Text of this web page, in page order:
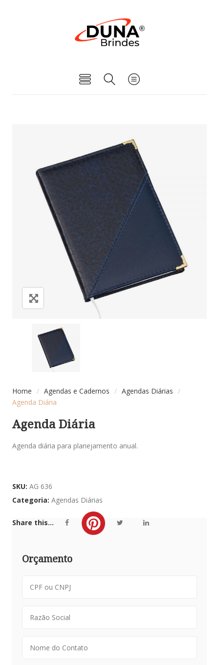
Home / Agendas e Cadernos / Agendas Diárias /
Agenda Diária
Agenda Diária
Agenda diária para planejamento anual.
SKU: AG 636
Categoria: Agendas Diárias
Share this...
Orçamento